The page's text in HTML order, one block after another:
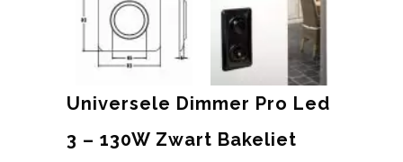
Universele Dimmer Pro Led
3 – 130W Zwart Bakeliet